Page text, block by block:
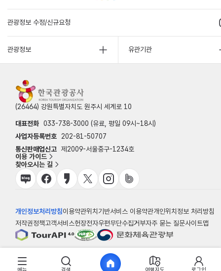
관광정보 수정/신규요청
관광정보 유관기관
(26464) 강원특별자치도 원주시 세계로 10
대표전화 033-738-3000 (유료, 평일 09시~18시)
사업자등록번호
202-81-50707
통신판매업신고 제2009-서울중구-1234호
이용 가이드
찾아오시는 길
개인정보처리방침이용약관위치기반서비스 이용약관개인위치정보 처리방침
저작권정책고객서비스헌장전자우편무단수집거부자주 묻는 질문사이트맵
© 한국관광공사
메뉴 검색 여행지도 로그인